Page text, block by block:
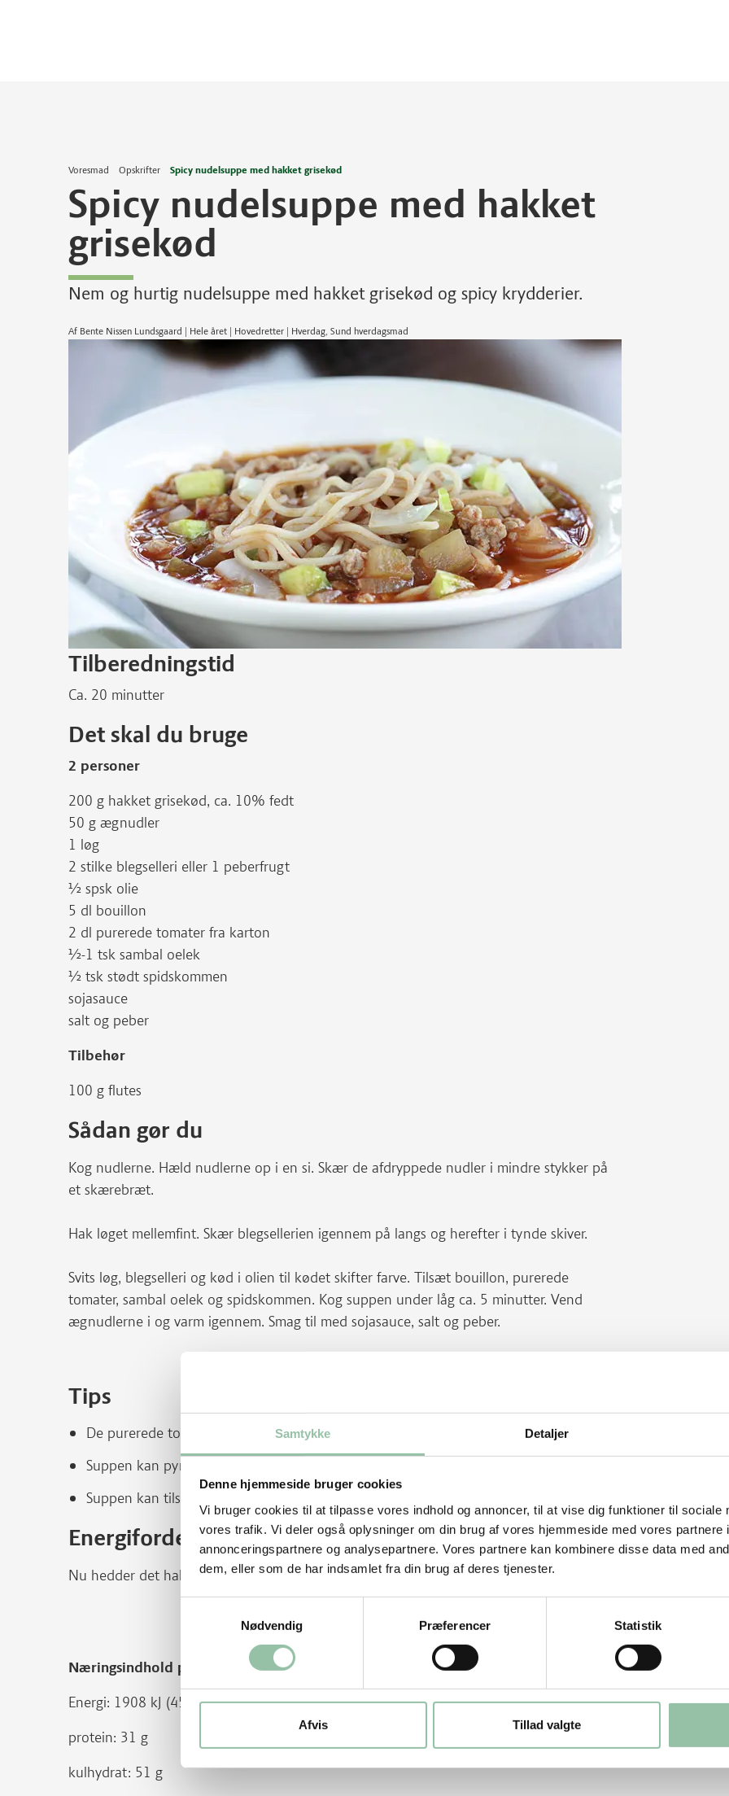
Samtykke Detaljer
Denne hjemmeside bruger cookies
Vi bruger cookies til at tilpasse vores indhold og annoncer, til at vise dig funktioner til sociale
vores trafik. Vi deler også oplysninger om din brug af vores hjemmeside med vores partnere
annonceringspartnere og analysepartnere. Vores partnere kan kombinere disse data med
dem, eller som de har indsamlet fra din brug af deres tjenester.
Nødvendig
Præferencer Statistik
Afvis Tillad valgte
Voresmad Opskrifter Spicy nudelsuppe med hakket grisekød
Spicy nudelsuppe med hakket
grisekød
Nem og hurtig nudelsuppe med hakket grisekød og spicy krydderier.
Af Bente Nissen Lundsgaard | Hele året | Hovedretter | Hverdag, Sund hverdagsmad
Tilberedningstid
Ca. 20 minutter
Det skal du bruge
2 personer
200 g hakket grisekød, ca. 10% fedt
50 g ægnudler
1 løg
2 stilke blegselleri eller 1 peberfrugt
½ spsk olie
5 dl bouillon
2 dl purerede tomater fra karton
½-1 tsk sambal oelek
½ tsk stødt spidskommen
sojasauce
salt og peber
Tilbehør
100 g flutes
Sådan gør du
Kog nudlerne. Hæld nudlerne op i en si. Skær de afdryppede nudler i mindre stykker på
et skærebræt.
Hak løget mellemfint. Skær blegsellerien igennem på langs og herefter i tynde skiver.
Svits løg, blegselleri og kød i olien til kødet skifter farve. Tilsæt bouillon, purerede
tomater, sambal oelek og spidskommen. Kog suppen under låg ca. 5 minutter. Vend
ægnudlerne i og varm igennem. Smag til med sojasauce, salt og peber.
Tips
De purerede tomater kan erstattes af 1½ dl tomatpuré og ½ dl ekstra bouillon.
Suppen kan pyntes med hakket persille.
Suppen kan tilsættes shitakesvampe eller champignoner i skiver.
Energifordeling
Nu hedder det hakket grisekød. Før hed det hakket svinekød.
Næringsindhold pr. person (ca. 650 g af retten) med 6 % fedt i det hakkede kød:
Energi: 1908 kJ (454 kcal)
protein: 31 g
kulhydrat: 51 g